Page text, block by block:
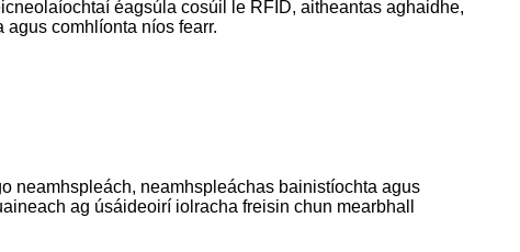
éagsúla cosúil le RFID, aitheantas aghaidhe,
comhlíonta níos fearr.
neamhspleách, neamhspleáchas bainistíochta agus
ag úsáideoirí iolracha freisin chun mearbhall